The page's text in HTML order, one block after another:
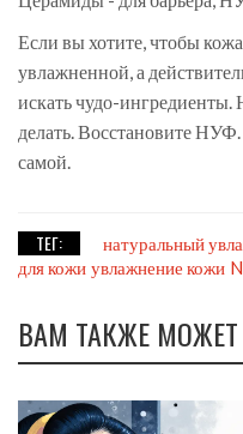
Если вы хотите, чтобы
увлажненной, а
искать чудо-ингредиенты.
делать. Восстановите
самой.
ТЕГ: натуральный
для кожи увлажнение кожи
ВАМ ТАКЖЕ